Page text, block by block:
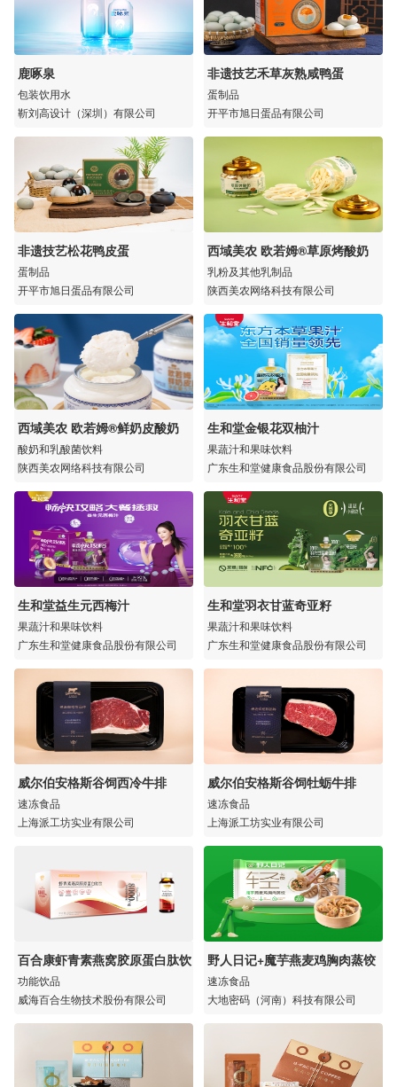
鹿啄泉
包装饮用水
靳刘高设计（深圳）有限公司
非遗技艺禾草灰熟咸鸭蛋
蛋制品
开平市旭日蛋品有限公司
非遗技艺松花鸭皮蛋
蛋制品
开平市旭日蛋品有限公司
西域美农 欧若姆®草原烤酸奶
乳粉及其他乳制品
陕西美农网络科技有限公司
西域美农 欧若姆®鲜奶皮酸奶
酸奶和乳酸菌饮料
陕西美农网络科技有限公司
生和堂金银花双柚汁
果蔬汁和果味饮料
广东生和堂健康食品股份有限公司
生和堂益生元西梅汁
果蔬汁和果味饮料
广东生和堂健康食品股份有限公司
生和堂羽衣甘蓝奇亚籽
果蔬汁和果味饮料
广东生和堂健康食品股份有限公司
威尔伯安格斯谷饲西冷牛排
速冻食品
上海派工坊实业有限公司
威尔伯安格斯谷饲牡蛎牛排
速冻食品
上海派工坊实业有限公司
百合康虾青素燕窝胶原蛋白肽饮
功能饮品
威海百合生物技术股份有限公司
野人日记+魔芋燕麦鸡胸肉蒸饺
速冻食品
大地密码（河南）科技有限公司